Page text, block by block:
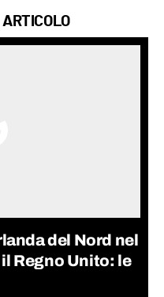
ARTICOLO
del Nord nel
Regno Unito: le